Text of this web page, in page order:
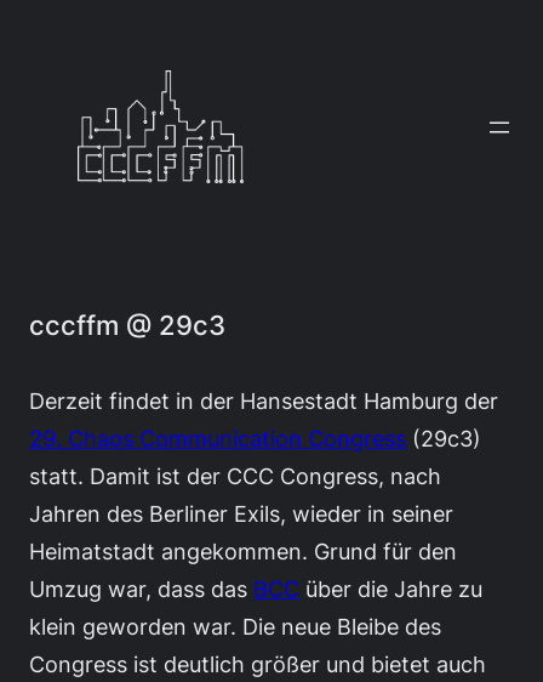
cccffm @ 29c3
Derzeit findet in der Hansestadt Hamburg der
29. Chaos Communication Congress (29c3)
statt. Damit ist der CCC Congress, nach
Jahren des Berliner Exils, wieder in seiner
Heimatstadt angekommen. Grund für den
Umzug war, dass das BCC über die Jahre zu
klein geworden war. Die neue Bleibe des
Congress ist deutlich größer und bietet auch